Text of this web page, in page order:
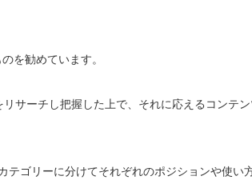
を勧めています。
サーチし把握した上で、それに応えるコンテ
ゴリーに分けてそれぞれのポジションや使い